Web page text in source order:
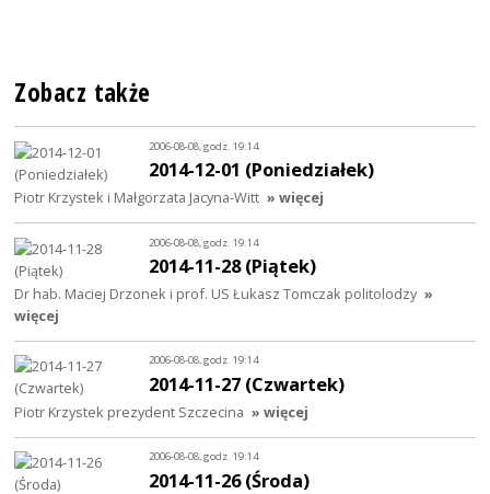
Zobacz także
2006-08-08, godz. 19:14
2014-12-01 (Poniedziałek)
Piotr Krzystek i Małgorzata Jacyna-Witt » więcej
2006-08-08, godz. 19:14
2014-11-28 (Piątek)
Dr hab. Maciej Drzonek i prof. US Łukasz Tomczak politolodzy »
więcej
2006-08-08, godz. 19:14
2014-11-27 (Czwartek)
Piotr Krzystek prezydent Szczecina » więcej
2006-08-08, godz. 19:14
2014-11-26 (Środa)